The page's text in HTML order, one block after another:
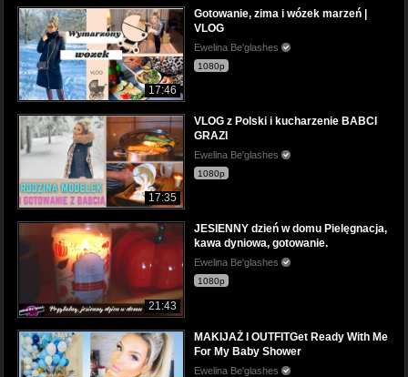
17:46
Gotowanie, zima i wózek marzeń |
VLOG
Ewelina Be'glashes
1080p
17:35
VLOG z Polski i kucharzenie BABCI
GRAZI
Ewelina Be'glashes
1080p
21:43
JESIENNY dzień w domu Pielęgnacja,
kawa dyniowa, gotowanie.
Ewelina Be'glashes
1080p
MAKIJAŻ I OUTFITGet Ready With Me
For My Baby Shower
Ewelina Be'glashes